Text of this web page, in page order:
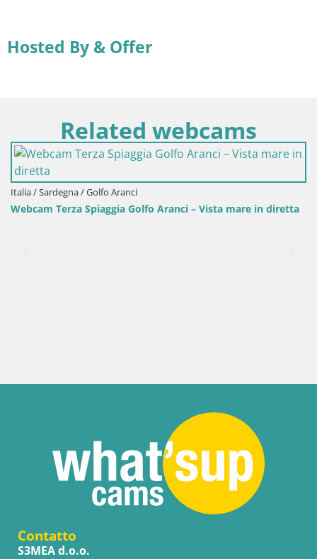
Hosted By & Offer
Related webcams
Italia / Sardegna / Golfo Aranci
Webcam Terza Spiaggia Golfo Aranci – Vista mare in diretta
Contatto
S3MEA d.o.o.